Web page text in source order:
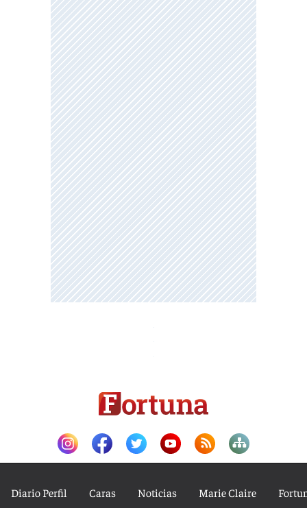
Diario Perfil Caras Noticias Marie Claire